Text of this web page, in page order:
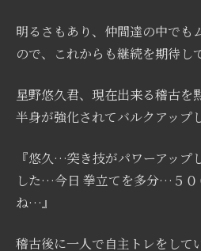
明るさもあり、仲間達の中でも
ので、これからも継続を期待し
星野悠久君、現在出来る稽古
半身が強化されてバルクアップ
『悠久…突き技がパワーアップ
した…今日 拳立てを多分…５０
ね…』
稽古後に一人で自主トレをして